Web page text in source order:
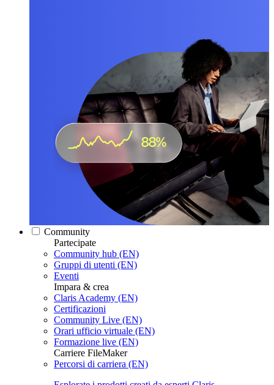
Community
Partecipate
Community hub (EN)
Gruppi di utenti (EN)
Eventi
Impara & crea
Claris Academy (EN)
Certificazioni
Community Live (EN)
Orari ufficio virtuale (EN)
Formazione live (EN)
Carriere FileMaker
Percorsi di carriera (EN)